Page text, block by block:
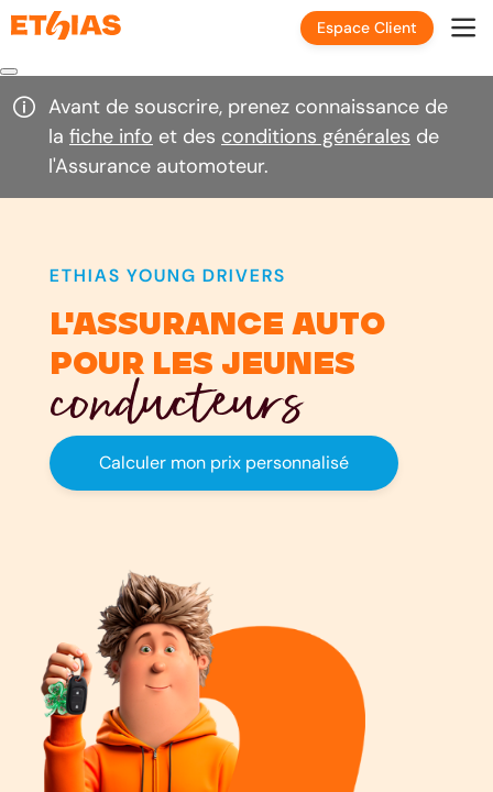
Espace Client
Avant de souscrire, prenez connaissance de
la fiche info et des conditions générales de
l'Assurance automoteur.
ETHIAS YOUNG DRIVERS
l'assurance auto
pour les jeunes
conducteurs
Calculer mon prix personnalisé